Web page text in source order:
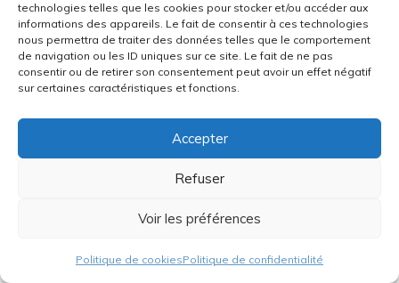
technologies telles que les cookies pour stocker et/ou accéder aux
informations des appareils. Le fait de consentir à ces technologies
nous permettra de traiter des données telles que le comportement
de navigation ou les ID uniques sur ce site. Le fait de ne pas
consentir ou de retirer son consentement peut avoir un effet négatif
sur certaines caractéristiques et fonctions.
Accepter
Refuser
Voir les préférences
Politique de cookiesPolitique de confidentialité
Univers Freebox rend service en recensant
fréquemment des évolutions de firmware, des incidents
en cours, et des retours utilisateurs qui orientent le
diagnostic. L’intérêt n’est pas de remplacer l’assistance,
mais de gagner du temps en repérant si un
comportement est isolé ou corrélé à une mise à jour. La
résolution la plus rapide vient d’une méthode stable :
mesurer. Cette discipline réduit la durée d’indisponibilité
et limite les échanges inutiles.
Écosystème Univers